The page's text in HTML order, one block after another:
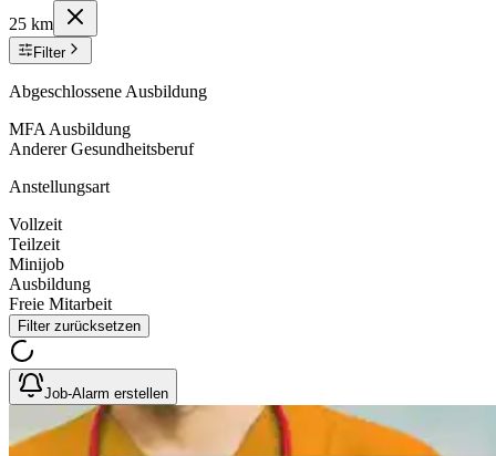
25 km
Filter
Abgeschlossene Ausbildung
MFA Ausbildung
Anderer Gesundheitsberuf
Anstellungsart
Vollzeit
Teilzeit
Minijob
Ausbildung
Freie Mitarbeit
Filter zurücksetzen
Job-Alarm erstellen